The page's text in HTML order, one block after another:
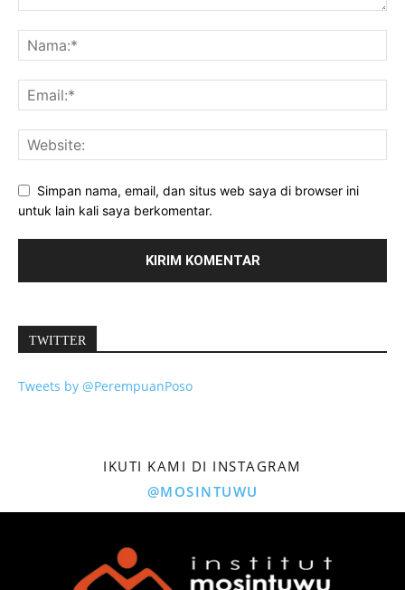
Simpan nama, email, dan situs web saya di browser ini
untuk lain kali saya berkomentar.
TWITTER
Tweets by @PerempuanPoso
IKUTI KAMI DI INSTAGRAM
@MOSINTUWU